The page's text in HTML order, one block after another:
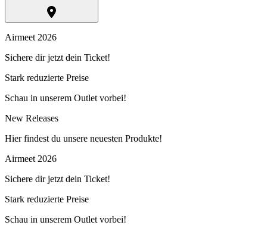
Airmeet 2026
Sichere dir jetzt dein Ticket!
Stark reduzierte Preise
Schau in unserem Outlet vorbei!
New Releases
Hier findest du unsere neuesten Produkte!
Airmeet 2026
Sichere dir jetzt dein Ticket!
Stark reduzierte Preise
Schau in unserem Outlet vorbei!